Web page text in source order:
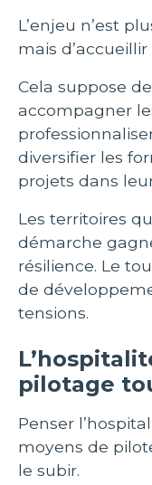
L’enjeu n’est
mais d’accueillir
Cela suppose
accompagner
diversifier les
projets dans
Les territoires
démarche
résilience. Le
de
tensions.
pilotage
Penser
moyens de
le subir.